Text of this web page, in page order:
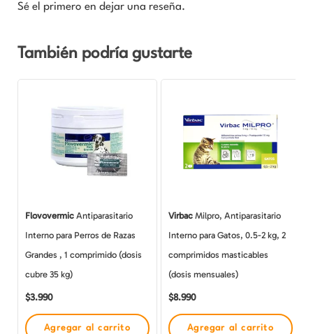
Sé el primero en dejar una reseña.
También podría gustarte
Flovovermic Antiparasitario
Interno para Perros de Razas
Grandes , 1 comprimido (dosis
cubre 35 kg)
$3.990
Agregar al carrito
Virbac Milpro, Antiparasitario
Interno para Gatos, 0.5-2 kg, 2
comprimidos masticables
(dosis mensuales)
$8.990
Agregar al carrito